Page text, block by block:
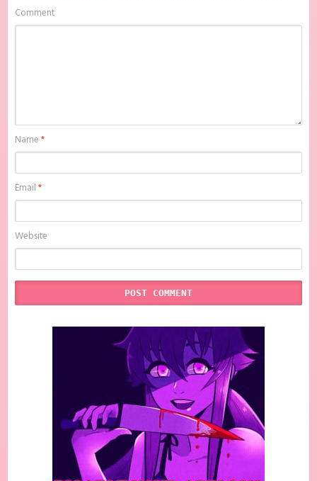
anime sub indo , download anime sub indo Sasaki to Miyano Batch
Subtitle Indonesia, Batchindo
Comment
Name*
Email*
Website